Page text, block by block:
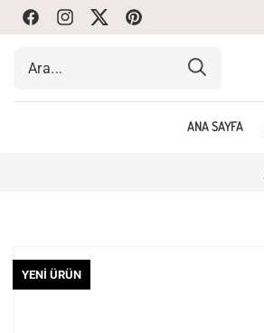
FacebookInstagram
Twitte Pinterest
ANA SAYFA
YENI ÜRÜN